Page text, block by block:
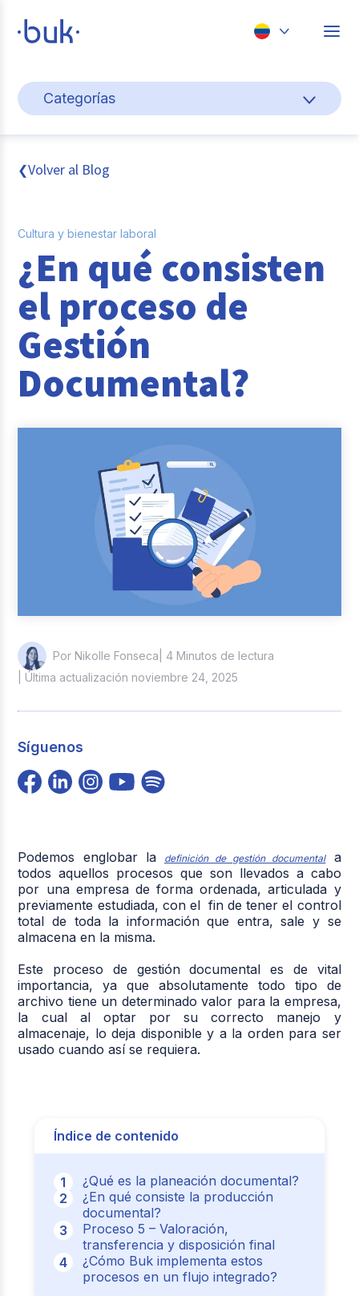
Perú
Categorías
Cultura y bienestar laboral
Gestión de personas
Pago de nómina
Buk
Transformación digital
Tendencias y Data
Reclutamiento y Selección
Entrevistas
❮Volver al Blog
Cultura y bienestar laboral
¿En qué consisten
el proceso de
Gestión
Documental?
Por Nikolle Fonseca | 4 Minutos de lectura
| Última actualización noviembre 24, 2025
Síguenos
Podemos englobar la definición de gestión documentala
todos aquellos procesos que son llevados a cabo
por una empresa de forma ordenada, articulada y
previamente estudiada, con el fin de tener el control
total de toda la información que entra, sale y se
almacena en la misma.
Este proceso de gestión documental es de vital
importancia, ya que absolutamente todo tipo de
archivo tiene un determinado valor para la empresa,
la cual al optar por su correcto manejo y
almacenaje, lo deja disponible y a la orden para ser
usado cuando así se requiera.
Índice de contenido
¿Qué es la planeación documental?
¿En qué consiste la producción
documental?
Proceso 5 – Valoración,
transferencia y disposición final
¿Cómo Buk implementa estos
procesos en un flujo integrado?